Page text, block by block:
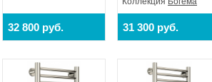
32 800 руб. 31 300 руб.